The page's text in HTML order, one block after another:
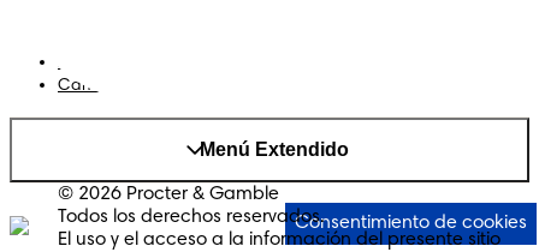
Cambiar el país/region
Menú Extendido
© 2026 Procter & Gamble
Todos los derechos reservados.
El uso y el acceso a la información del presente sitio
Consentimiento de cookies